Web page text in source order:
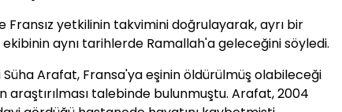
Fransız yetkilinin takvimini doğrulayarak, ayrı bir
aynı tarihlerde Ramallah'a geleceğini söyledi.
Süha Arafat, Fransa'ya eşinin öldürülmüş olabileceği
araştırılması talebinde bulunmuştu. Arafat, 2004